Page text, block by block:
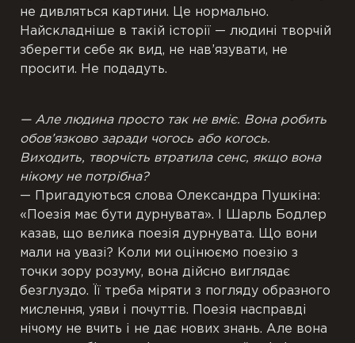
не дивляться картини. Це нормально.
Найскладніше в такій історії — людині творчій
зберегти себе як вид, не нав’язувати, не
просити. Не подадуть.
— Але людина просто так не вміє. Вона робить
обов’язково заради чогось або когось.
Виходить, творчість втратила сенс, якщо вона
нікому не потрібна?
— Пригадуються слова Олександра Пушкіна:
«Поезія має бути дурнувата». І Шарль Бодлер
казав, що велика поезія дурнувата. Що вони
мали на увазі? Коли ми оцінюємо поезію з
точки зору розуму, вона дійсно виглядає
безглуздо. Її треба міряти з погляду образного
мислення, уяви і почуттів. Поезія насправді
нічому не вчить і не дає нових знань. Але вона